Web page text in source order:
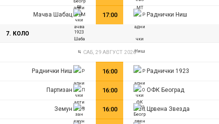
Мачва Шабац 17:00 Раднички Ниш
7. КОЛО
САБ, 29 АВГУСТ 2026
Раднички Ниш 16:00 Раднички 1923
Партизан 16:00 ОФК Београд
Земун 16:00 Црвена Звезда